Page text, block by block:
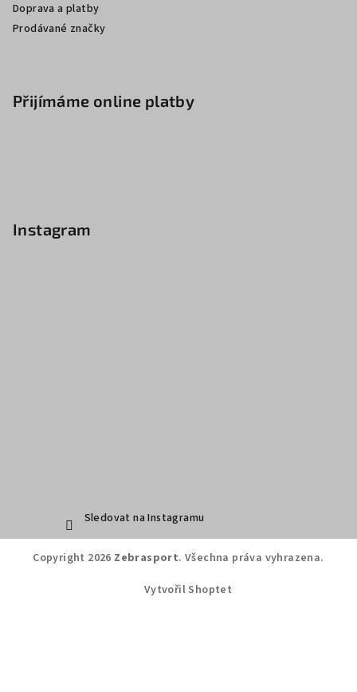
Doprava a platby
Prodávané značky
Přijímáme online platby
Instagram
Sledovat na Instagramu
Copyright 2026 Zebrasport. Všechna práva vyhrazena.
Vytvořil Shoptet